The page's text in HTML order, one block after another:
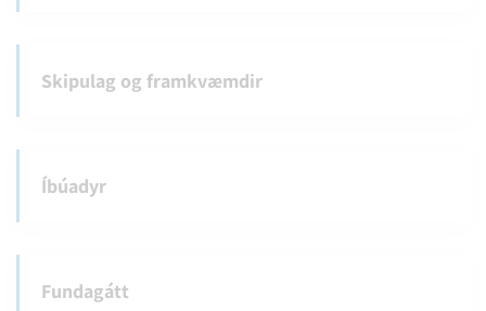
Skipulag og framkvæmdir
Íbúadyr
Fundagátt